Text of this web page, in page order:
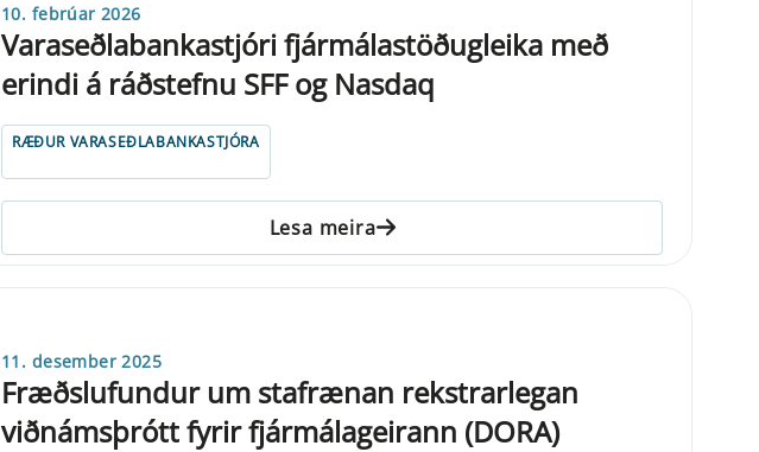
10. febrúar 2026
Varaseðlabankastjóri fjármálastöðugleika með
erindi á ráðstefnu SFF og Nasdaq
RÆÐUR VARASEÐLABANKASTJÓRA
Lesa meira
11. desember 2025
Fræðslufundur um stafrænan rekstrarlegan
viðnámsþrótt fyrir fjármálageirann (DORA)